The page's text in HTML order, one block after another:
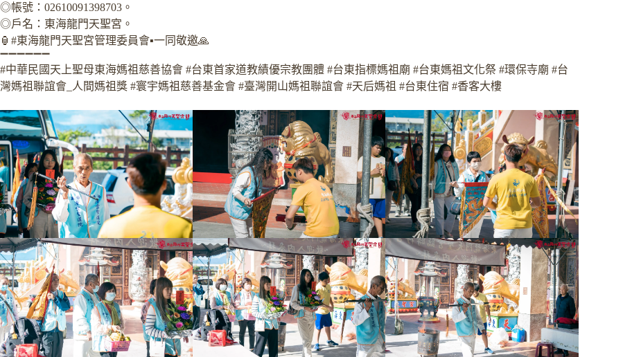
◎帳號：02610091398703。
◎戶名：東海龍門天聖宮。
🏮#東海龍門天聖宮管理委員會▪️一同敬邀🙏
➖➖➖➖➖➖
#中華民國天上聖母東海媽祖慈善協會 #台東首家道教績優宗教團體 #台東指標媽祖廟 #台東媽祖文化祭 #環保寺廟 #台
灣媽祖聯誼會_人間媽祖獎 #寰宇媽祖慈善基金會 #臺灣開山媽祖聯誼會 #天后媽祖 #台東住宿 #香客大樓